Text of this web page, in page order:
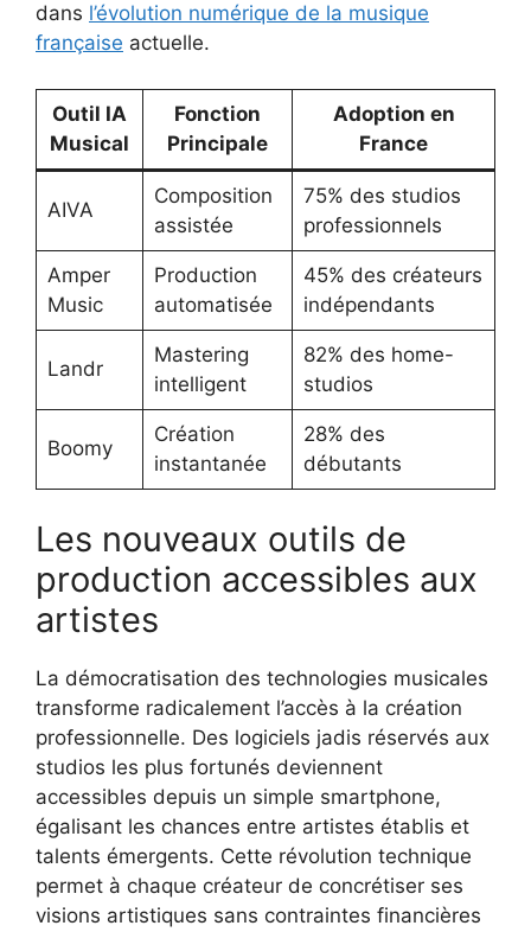
dans l’évolution numérique de la musique
française actuelle.
Outil IA
Musical
Fonction
Principale
Adoption en
France
AIVA
Composition
assistée
75% des studios
professionnels
Amper
Music
Production
automatisée
45% des créateurs
indépendants
Landr
Mastering
intelligent
82% des home-
studios
Boomy
Création
instantanée
28% des
débutants
Les nouveaux outils de
production accessibles aux
artistes
La démocratisation des technologies musicales
transforme radicalement l’accès à la création
professionnelle. Des logiciels jadis réservés aux
studios les plus fortunés deviennent
accessibles depuis un simple smartphone,
égalisant les chances entre artistes établis et
talents émergents. Cette révolution technique
permet à chaque créateur de concrétiser ses
visions artistiques sans contraintes financières